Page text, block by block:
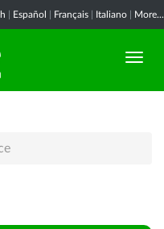
Español Français Italiano More...